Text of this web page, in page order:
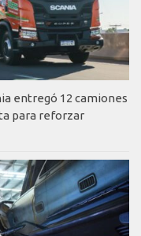
entregó 12 camiones
para reforzar